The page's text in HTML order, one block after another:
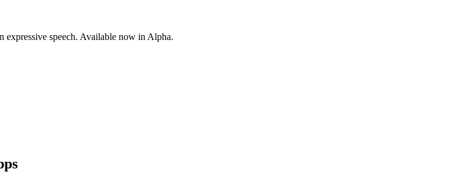
expressive speech. Available now in Alpha.